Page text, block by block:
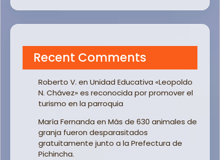
Recent Comments
Roberto V. en Unidad Educativa «Leopoldo
N. Chávez» es reconocida por promover el
turismo en la parroquia
María Fernanda en Más de 630 animales de
granja fueron desparasitados
gratuitamente junto a la Prefectura de
Pichincha.